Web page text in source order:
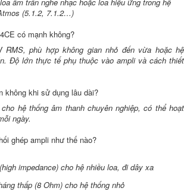
(5.1.2, 7.1.2…)
có mạnh không?
RMS, phù hợp không gian nhỏ đến vừa hoặc hệ
Độ lớn thực tế phụ thuộc vào ampli và cách thiết
không khi sử dụng lâu dài?
hệ thống âm thanh chuyên nghiệp, có thể hoạt
ngày.
ghép ampli như thế nào?
impedance) cho hệ nhiều loa, đi dây xa
thấp (8 Ohm) cho hệ thống nhỏ